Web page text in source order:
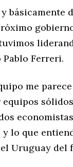
básicamente
Ferreri.
me
lo que
Uruguay del